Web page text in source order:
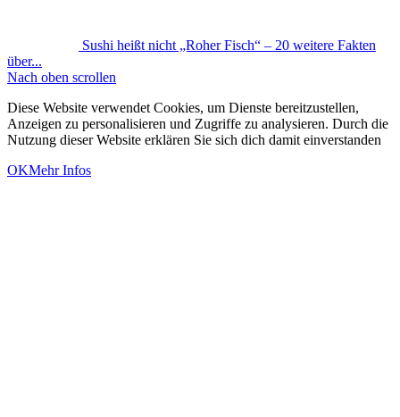
Sushi heißt nicht „Roher Fisch“ – 20 weitere Fakten
über...
Nach oben scrollen
Diese Website verwendet Cookies, um Dienste bereitzustellen,
Anzeigen zu personalisieren und Zugriffe zu analysieren. Durch die
Nutzung dieser Website erklären Sie sich dich damit einverstanden
OKMehr Infos